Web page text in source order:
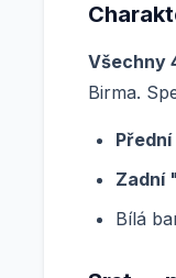
Všechny
Birma.
Zadní
Bílá